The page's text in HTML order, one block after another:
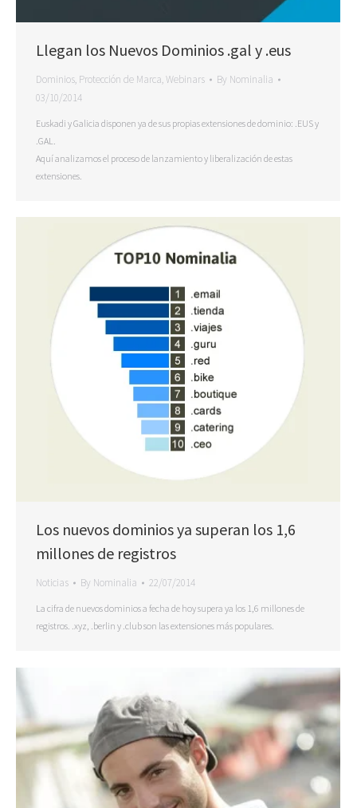
Llegan los Nuevos Dominios .gal y .eus
Dominios, Protección de Marca,Webinars By Nominalia
03/10/2014
Euskadi y Galicia disponen ya de sus propias extensiones de dominio: .EUS y
.GAL.
Aquí analizamos el proceso de lanzamiento y liberalización de estas
extensiones.
Los nuevos dominios ya superan los 1,6
millones de registros
Noticias By Nominalia 22/07/2014
La cifra de nuevos dominios a fecha de hoy supera ya los 1,6 millones de
registros. .xyz, .berlin y .club son las extensiones más populares.